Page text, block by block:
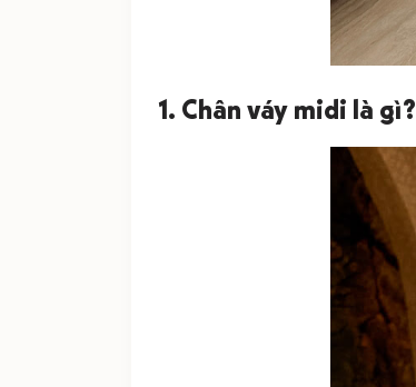
1. Chân váy midi là gì?